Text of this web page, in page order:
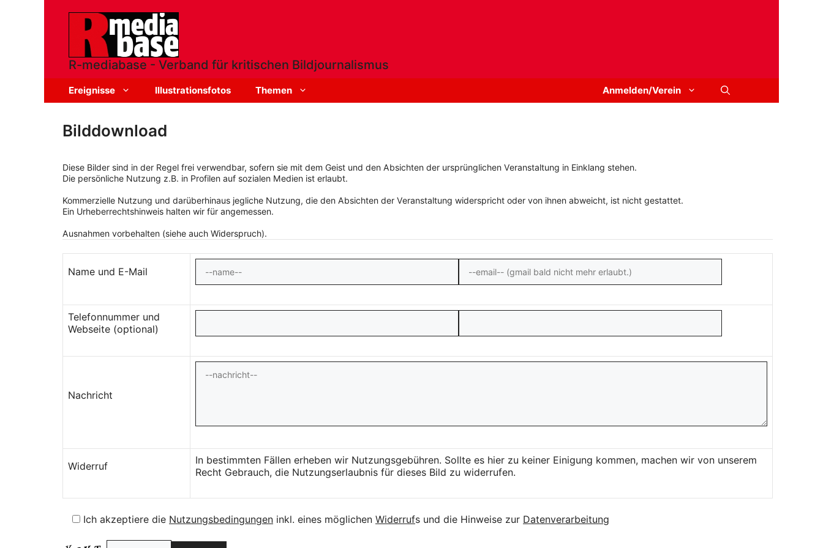
R-mediabase - Verband für kritischen Bildjournalismus
Ereignisse Illustrationsfotos Themen Anmelden/Verein
Bilddownload
Diese Bilder sind in der Regel frei verwendbar, sofern sie mit dem Geist und den Absichten der ursprünglichen Veranstaltung in Einklang stehen.
Die persönliche Nutzung z.B. in Profilen auf sozialen Medien ist erlaubt.
Kommerzielle Nutzung und darüberhinaus jegliche Nutzung, die den Absichten der Veranstaltung widerspricht oder von ihnen abweicht, ist nicht gestattet.
Ein Urheberrechtshinweis halten wir für angemessen.
Ausnahmen vorbehalten (siehe auch Widerspruch).
Name und E-Mail
Telefonnummer und
Webseite (optional)
Nachricht
Widerruf
In bestimmten Fällen erheben wir Nutzungsgebühren. Sollte es hier zu keiner Einigung kommen, machen wir von unserem
Recht Gebrauch, die Nutzungserlaubnis für dieses Bild zu widerrufen.
Ich akzeptiere die Nutzungsbedingungen inkl. eines möglichen Widerrufs und die Hinweise zur Datenverarbeitung